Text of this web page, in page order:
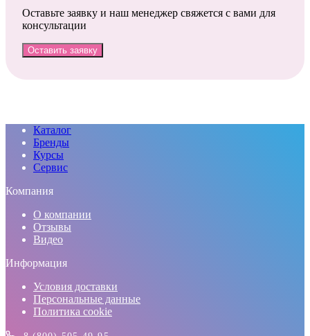
Оставьте заявку и наш менеджер свяжется с вами для
консультации
Оставить заявку
Каталог
Бренды
Курсы
Сервис
Компания
О компании
Отзывы
Видео
Информация
Условия доставки
Персональные данные
Политика cookie